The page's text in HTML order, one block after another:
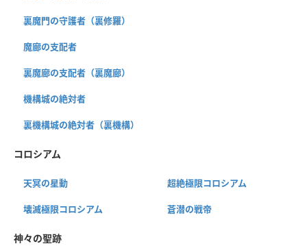
裏魔門の守護者（裏修羅）
魔廊の支配者
裏魔廊の支配者（裏魔廊）
機構城の絶対者
裏機構城の絶対者（裏機構）
コロシアム
天冥の星動 超絶極限コロシアム
壊滅極限コロシアム 蒼潜の戦帝
神々の聖跡